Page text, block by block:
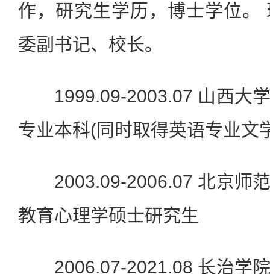
作，研究生学历，博士学位。
委副书记、校长。
1999.09-2003.07 山西大学
专业本科(同时取得英语专业文
2003.09-2006.07 北京师范
教育心理学硕士研究生
2006.07-2021.08 长治学院